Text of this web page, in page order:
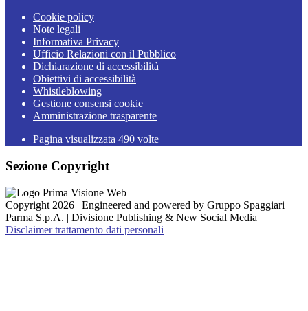
Cookie policy
Note legali
Informativa Privacy
Ufficio Relazioni con il Pubblico
Dichiarazione di accessibilità
Obiettivi di accessibilità
Whistleblowing
Gestione consensi cookie
Amministrazione trasparente
Pagina visualizzata 490 volte
Sezione Copyright
Copyright 2026 | Engineered and powered by Gruppo Spaggiari
Parma S.p.A. | Divisione Publishing & New Social Media
Disclaimer trattamento dati personali